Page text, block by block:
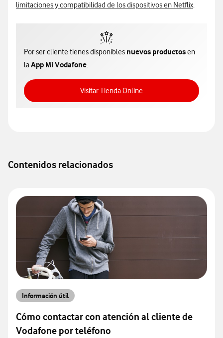
limitaciones y compatibilidad de los dispositivos en Netflix.
Por ser cliente tienes disponibles nuevos productosen
laApp Mi Vodafone.
Visitar Tienda OnlineAcceso a Tienda Online
Contenidos relacionados
Información útil
Cómo contactar con atención al cliente de
Vodafone por teléfono